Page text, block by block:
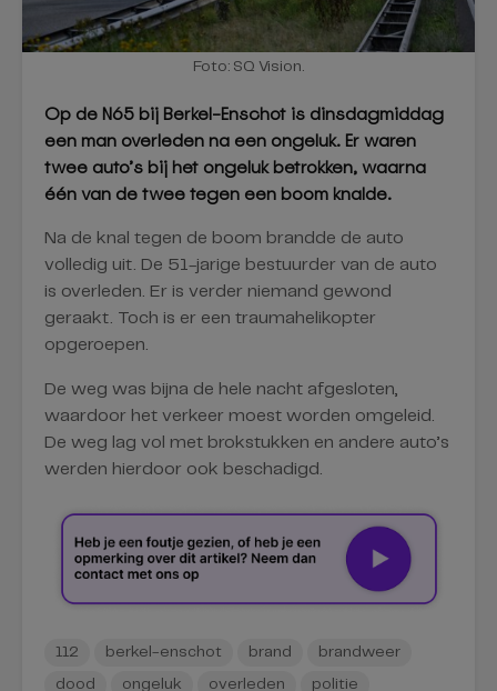
Foto: SQ Vision.
Op de N65 bij Berkel-Enschot is dinsdagmiddag
een man overleden na een ongeluk. Er waren
twee auto’s bij het ongeluk betrokken, waarna
één van de twee tegen een boom knalde.
Na de knal tegen de boom brandde de auto
volledig uit. De 51-jarige bestuurder van de auto
is overleden. Er is verder niemand gewond
geraakt. Toch is er een traumahelikopter
opgeroepen.
De weg was bijna de hele nacht afgesloten,
waardoor het verkeer moest worden omgeleid.
De weg lag vol met brokstukken en andere auto’s
werden hierdoor ook beschadigd.
112 berkel-enschot brand brandweer
dood ongeluk overleden politie